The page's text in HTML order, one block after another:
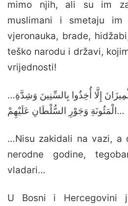
mimo njih, ali su im
muslimani i smetaju im
vjeronauka, brade,
teško narodu i državi,
vrijednosti!
…وَلَمْ يَنْقُصُوا الْمِكْيَالَ وَالْمِيزَانَ إِلَّا أُخِذُوا بِالسِّنِينَ وَشِدَّةِ
الْمَئُونَةِ وَجَوْرِ السُّلْطَانِ عَلَيْهِمْ…
…Nisu zakidali na vazi, a
nerodne godine,
vladari…
U Bosni i Hercegovini